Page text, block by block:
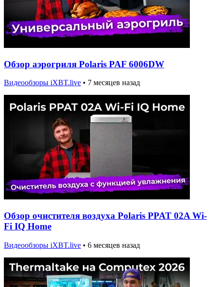
Обзор аэрогриля Polaris PAF 6006DW
Видеообзоры iXBT.live • 7 месяцев назад
Обзор очистителя воздуха Polaris PPAT 02A Wi-
Fi IQ Home
Видеообзоры iXBT.live • 6 месяцев назад